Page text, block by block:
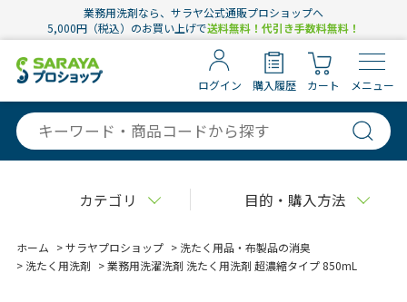
業務用洗剤なら、サラヤ公式通販プロショップへ
5,000円（税込）のお買い上げで送料無料！代引き手数料無料！
ログイン 購入履歴 カート メニュー
カテゴリ 目的・購入方法
ホーム >サラヤプロショップ > 洗たく用品・布製品の消臭
> 洗たく用洗剤 >業務用洗濯洗剤 洗たく用洗剤 超濃縮タイプ 850mL